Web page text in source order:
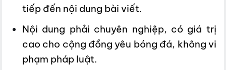
tiếp đến nội dung bài viết.
Nội dung phải chuyên nghiệp, có giá trị
cao cho cộng đồng yêu bóng đá, không vi
phạm pháp luật.